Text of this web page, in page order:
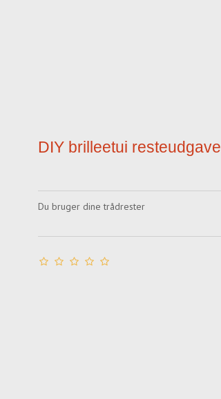
DIY brilleetui resteudgave
Du bruger dine trådrester